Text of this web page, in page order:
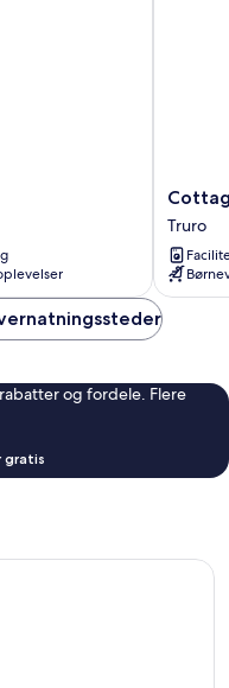
Cottage
in
Cornwall
With
Sea
Views
Truro
og fordele. Flere
gratis